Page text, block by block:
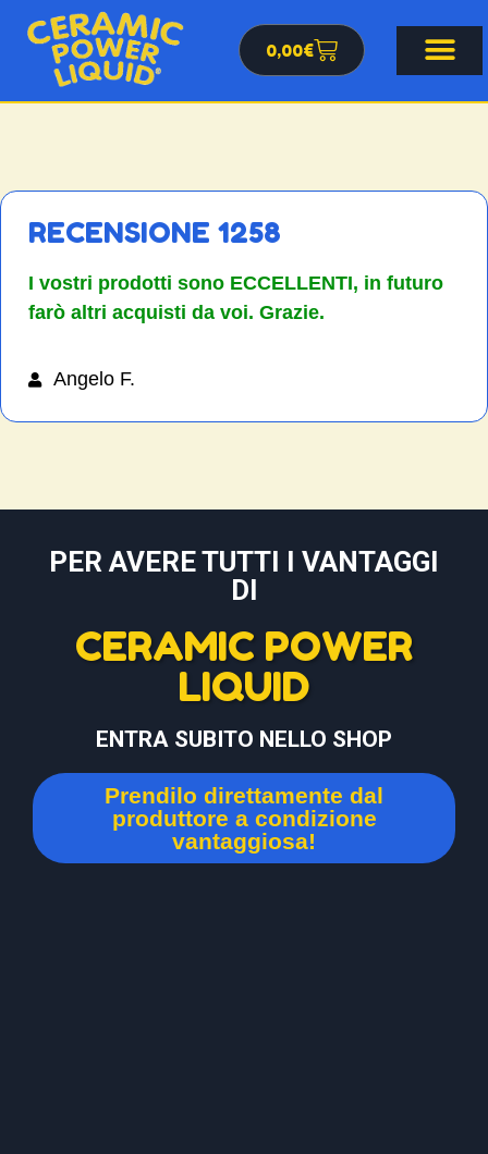
0,00€
RECENSIONE 1258
I vostri prodotti sono ECCELLENTI, in futuro
farò altri acquisti da voi. Grazie.
Angelo F.
PER AVERE TUTTI I VANTAGGI
DI
CERAMIC POWER
LIQUID
ENTRA SUBITO NELLO SHOP
Prendilo direttamente dal
produttore a condizione
vantaggiosa!